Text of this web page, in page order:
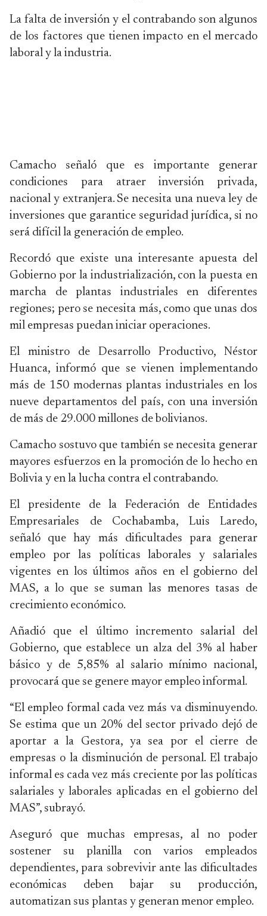
La falta de inversión y el contrabando son algunos
de los factores que tienen impacto en el mercado
laboral y la industria.
Camacho señaló que es importante generar
condiciones para atraer inversión privada,
nacional y extranjera. Se necesita una nueva ley de
inversiones que garantice seguridad jurídica, si no
será difícil la generación de empleo.
Recordó que existe una interesante apuesta del
Gobierno por la industrialización, con la puesta en
marcha de plantas industriales en diferentes
regiones; pero se necesita más, como que unas dos
mil empresas puedan iniciar operaciones.
El ministro de Desarrollo Productivo, Néstor
Huanca, informó que se vienen implementando
más de 150 modernas plantas industriales en los
nueve departamentos del país, con una inversión
de más de 29.000 millones de bolivianos.
Camacho sostuvo que también se necesita generar
mayores esfuerzos en la promoción de lo hecho en
Bolivia y en la lucha contra el contrabando.
El presidente de la Federación de Entidades
Empresariales de Cochabamba, Luis Laredo,
señaló que hay más dificultades para generar
empleo por las políticas laborales y salariales
vigentes en los últimos años en el gobierno del
MAS, a lo que se suman las menores tasas de
crecimiento económico.
Añadió que el último incremento salarial del
Gobierno, que establece un alza del 3% al haber
básico y de 5,85% al salario mínimo nacional,
provocará que se genere mayor empleo informal.
“El empleo formal cada vez más va disminuyendo.
Se estima que un 20% del sector privado dejó de
aportar a la Gestora, ya sea por el cierre de
empresas o la disminución de personal. El trabajo
informal es cada vez más creciente por las políticas
salariales y laborales aplicadas en el gobierno del
MAS”, subrayó.
Aseguró que muchas empresas, al no poder
sostener su planilla con varios empleados
dependientes, para sobrevivir ante las dificultades
económicas deben bajar su producción,
automatizan sus plantas y generan menor empleo.